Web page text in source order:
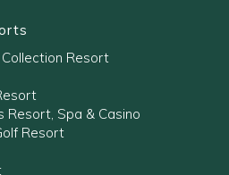
Resort
Resort, Spa & Casino
Resort